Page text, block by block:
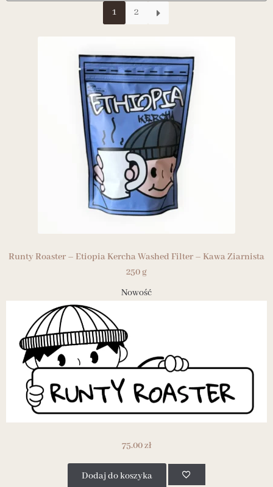
1 2
Runty Roaster – Etiopia Kercha Washed Filter – Kawa Ziarnista
250 g
Nowość
75.00zł
Dodaj do koszyka